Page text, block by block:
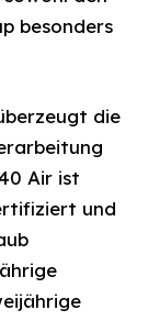
besonders
die
Air ist
und